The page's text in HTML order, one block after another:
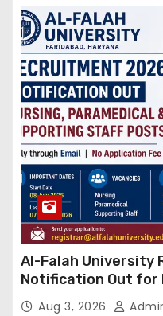
Al-Falah University
Notification Out for
Supporting Staff
Aug 3, 2026